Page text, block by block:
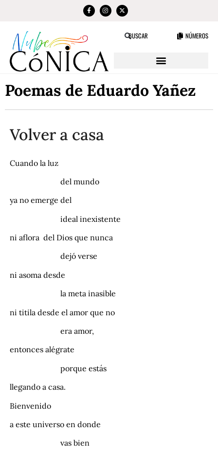
BUSCAR NÚMEROS
Poemas de Eduardo Yañez
Volver a casa
Cuando la luz
del mundo
ya no emerge del
ideal inexistente
ni aflora del Dios que nunca
dejó verse
ni asoma desde
la meta inasible
ni titila desde el amor que no
era amor,
entonces alégrate
porque estás
llegando a casa.
Bienvenido
a este universo en donde
vas bien